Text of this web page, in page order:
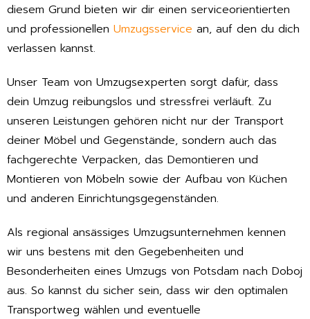
diesem Grund bieten wir dir einen serviceorientierten
und professionellen Umzugsservice an, auf den du dich
verlassen kannst.
Unser Team von Umzugsexperten sorgt dafür, dass
dein Umzug reibungslos und stressfrei verläuft. Zu
unseren Leistungen gehören nicht nur der Transport
deiner Möbel und Gegenstände, sondern auch das
fachgerechte Verpacken, das Demontieren und
Montieren von Möbeln sowie der Aufbau von Küchen
und anderen Einrichtungsgegenständen.
Als regional ansässiges Umzugsunternehmen kennen
wir uns bestens mit den Gegebenheiten und
Besonderheiten eines Umzugs von Potsdam nach Doboj
aus. So kannst du sicher sein, dass wir den optimalen
Transportweg wählen und eventuelle